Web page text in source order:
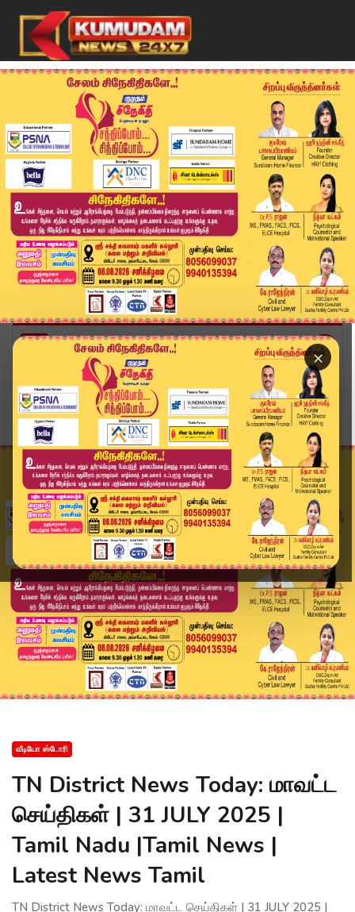
×
Home
வீடியோ ஸ்டோரி
TN District News Today: மாவட்ட செய்திகள் | 31 J...
வீடியோ ஸ்டோரி
TN District News Today: மாவட்ட
செய்திகள் | 31 JULY 2025 |
Tamil Nadu |Tamil News |
Latest News Tamil
TN District News Today: மாவட்ட செய்திகள் | 31 JULY 2025 |